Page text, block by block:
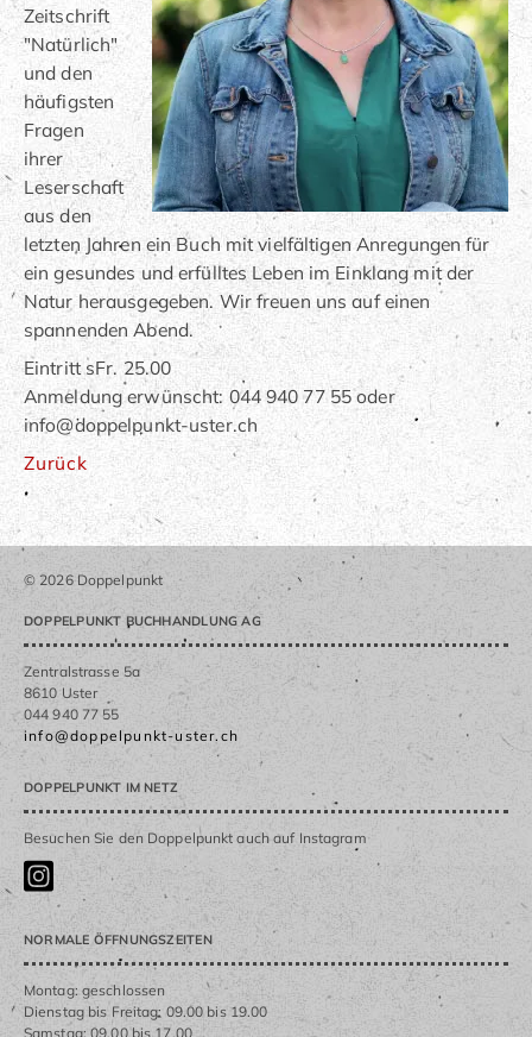
Zeitschrift
"Natürlich"
und den
häufigsten
Fragen
ihrer
Leserschaft
aus den
letzten Jahren ein Buch mit vielfältigen Anregungen für
ein gesundes und erfülltes Leben im Einklang mit der
Natur herausgegeben. Wir freuen uns auf einen
spannenden Abend.
Eintritt sFr. 25.00
Anmeldung erwünscht: 044 940 77 55 oder
info@doppelpunkt-uster.ch
Zurück
© 2026 Doppelpunkt
DOPPELPUNKT BUCHHANDLUNG AG
Zentralstrasse 5a
8610 Uster
044 940 77 55
info@doppelpunkt-uster.ch
DOPPELPUNKT IM NETZ
Besuchen Sie den Doppelpunkt auch auf Instagram
NORMALE ÖFFNUNGSZEITEN
Montag: geschlossen
Dienstag bis Freitag: 09.00 bis 19.00
Samstag: 09.00 bis 17.00